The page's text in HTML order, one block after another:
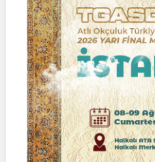
15
Ağustos
2026
|
Ulupamir-
Erciş/VAN